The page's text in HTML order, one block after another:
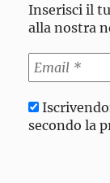
Inserisci il
alla nostra
secondo la